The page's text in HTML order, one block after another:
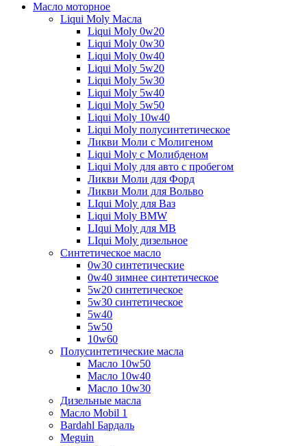
Масло моторное
Liqui Moly Масла
Liqui Moly 0w20
Liqui Moly 0w30
Liqui Moly 0w40
Liqui Moly 5w20
Liqui Moly 5w30
Liqui Moly 5w40
Liqui Moly 5w50
Liqui Moly 10w40
Liqui Moly полусинтетическое
Ликви Моли с Молигеном
Liqui Moly с Молибденом
Liqui Moly для авто с пробегом
Ликви Моли для Форд
Ликви Моли для Вольво
LIqui Moly для Ваз
Liqui Moly BMW
LIqui Moly для MB
LIqui Moly дизельное
Синтетическое масло
0w30 синтетические
0w40 зимнее синтетическое
5w20 синтетическое
5w30 синтетическое
5w40
5w50
10w60
Полусинтетические масла
Масло 10w50
Масло 10w40
Масло 10w30
Дизельные масла
Масло Mobil 1
Bardahl Бардаль
Meguin